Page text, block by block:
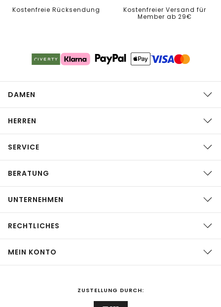
Kostenfreie Rücksendung
Kostenfreier Versand für
Member ab 29€
DAMEN
HERREN
SERVICE
BERATUNG
UNTERNEHMEN
RECHTLICHES
MEIN KONTO
ZUSTELLUNG DURCH: